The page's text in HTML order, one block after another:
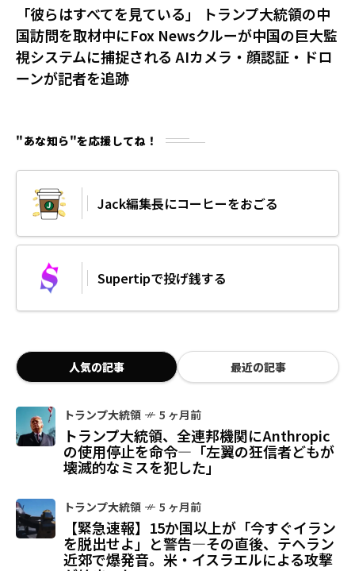
「彼らはすべてを見ている」 トランプ大統領の中
国訪問を取材中にFox Newsクルーが中国の巨大監
視システムに捕捉される AIカメラ・顔認証・ドロ
ーンが記者を追跡
"あな知ら"を応援してね！
Jack編集長にコーヒーをおごる
Supertipで投げ銭する
人気の記事 最近の記事
トランプ大統領 5 ヶ月前
トランプ大統領、全連邦機関にAnthropic
の使用停止を命令—「左翼の狂信者どもが
壊滅的なミスを犯した」
トランプ大統領 5 ヶ月前
【緊急速報】15か国以上が「今すぐイラン
を脱出せよ」と警告—その直後、テヘラン
近郊で爆発音。米・イスラエルによる攻撃